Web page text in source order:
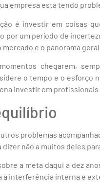
empresa está tendo
é investir em coisas
por um período de
mercado e o panorama
chegarem,
o tempo e o esforço
investir em
problemas
não a muitos deles
a meta daqui a dez
à interferência interna e